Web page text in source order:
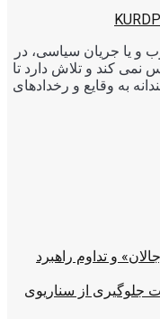
و یا جریان سیاسی، در
نمی کند و تلاش دارد تا
به وقایع و رخدادهای
و تداوم راهبرد
جلوگیری از سناریوی